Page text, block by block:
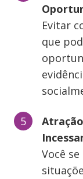
Evitar
que
Você